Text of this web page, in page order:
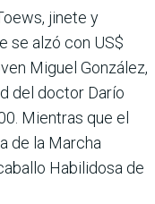
jinete y
se alzó con US$
Miguel González,
del doctor Darío
Mientras que el
de la Marcha
Habilidosa de